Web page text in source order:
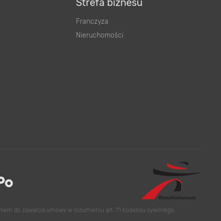
Strefa biznesu
Franczyza
Nieruchomości
do zawarcia umowy w rozumieniu art. 71 Kodeksu cywilnego.